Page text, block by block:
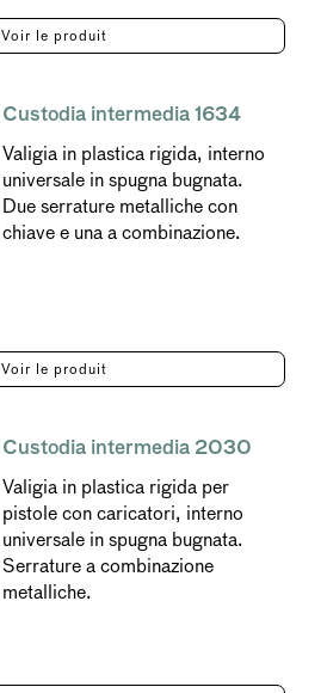
Voir le produit
Custodia intermedia 1634
Valigia in plastica rigida, interno
universale in spugna bugnata.
Due serrature metalliche con
chiave e una a combinazione.
Voir le produit
Custodia intermedia 2030
Valigia in plastica rigida per
pistole con caricatori, interno
universale in spugna bugnata.
Serrature a combinazione
metalliche.